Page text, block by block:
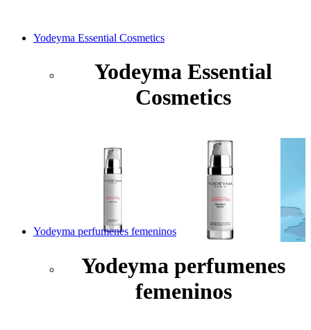
Yodeyma Essential Cosmetics
Yodeyma Essential
Cosmetics
Yodeyma perfumenes femeninos
Yodeyma perfumenes
femeninos